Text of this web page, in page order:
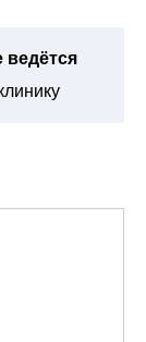
ведётся